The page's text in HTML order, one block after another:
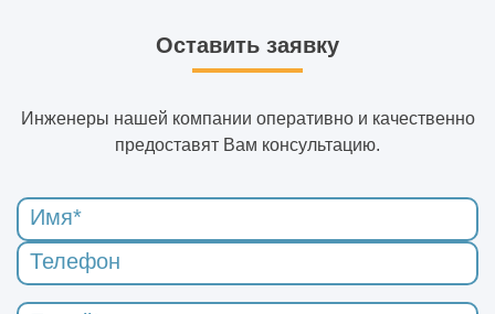
Оставить заявку
Инженеры нашей компании оперативно и качественно
предоставят Вам консультацию.